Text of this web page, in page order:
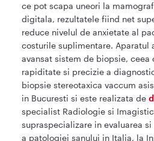
ce pot scapa uneori la
digitala, rezultatele fiind net
reduce nivelul de anxietate al
costurile suplimentare. Aparatul
avansat sistem de biopsie,
rapiditate si precizie a
biopsie stereotaxica vaccum
in Bucuresti si este realizata de
specialist Radiologie si
supraspecializare in evaluarea
a patologiei sanului in Italia, la